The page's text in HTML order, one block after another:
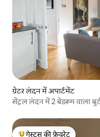
ग्रेटर लंदन में अपार्टमेंट
सेंट्रल लंदन में 2 बेडरूम वाला
गेस्ट्स की फ़ेवरेट